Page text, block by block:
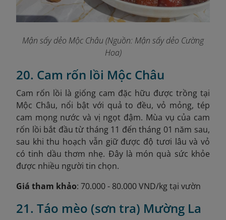
Mận sấy dẻo Mộc Châu (Nguồn: Mận sấy dẻo Cường
Hoa)
20. Cam rốn lồi Mộc Châu
Cam rốn lồi là giống cam đặc hữu được trồng tại
Mộc Châu, nổi bật với quả to đều, vỏ mỏng, tép
cam mọng nước và vị ngọt đậm. Mùa vụ của cam
rốn lồi bắt đầu từ tháng 11 đến tháng 01 năm sau,
sau khi thu hoạch vẫn giữ được độ tươi lâu và vỏ
có tinh dầu thơm nhẹ. Đây là món quà sức khỏe
được nhiều người tin chọn.
Giá tham khảo: 70.000 - 80.000 VND/kg tại vườn
21. Táo mèo (sơn tra) Mường La